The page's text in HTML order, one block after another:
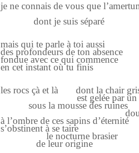
je ne connais de vous que
de ce
dont je suis séparé
mais qui te parle à toi aussi
des profondeurs de ton absence
fondue avec ce qui commence
en cet instant où tu finis
les rocs çà et là dont la chair
est gelée par un plus
sous la mousse des ruines
douceur et
à l’ombre de ces sapins d’éternité
s’obstinent à se taire
le nocturne brasier
de leur origine